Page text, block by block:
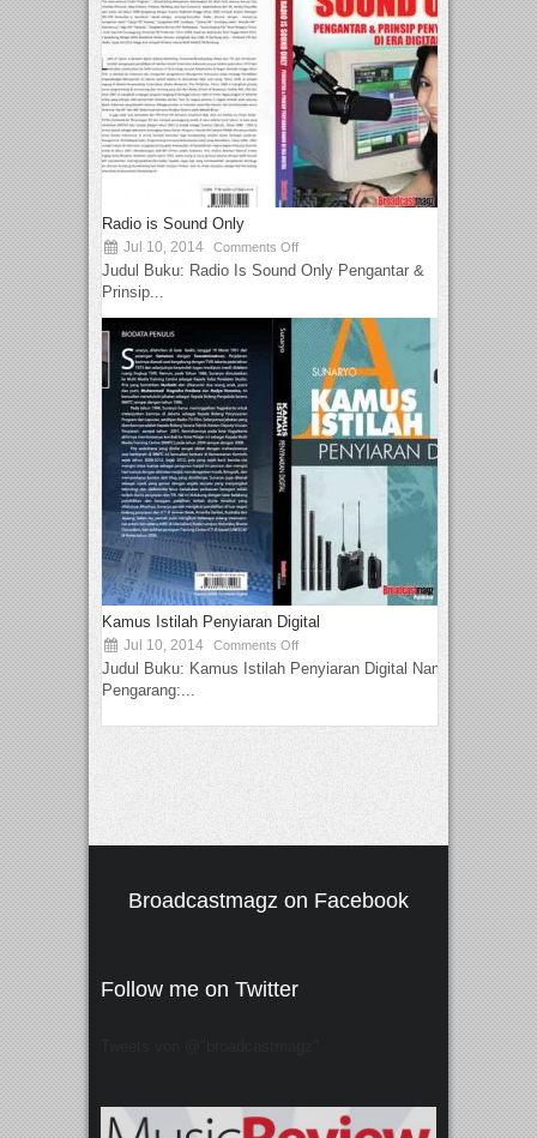
Radio is Sound Only
Jul 10, 2014 Comments Off
Judul Buku: Radio Is Sound Only Pengantar &
Prinsip...
Kamus Istilah Penyiaran Digital
Jul 10, 2014 Comments Off
Judul Buku: Kamus Istilah Penyiaran Digital Nama
Pengarang:...
Broadcastmagz on Facebook
Follow me on Twitter